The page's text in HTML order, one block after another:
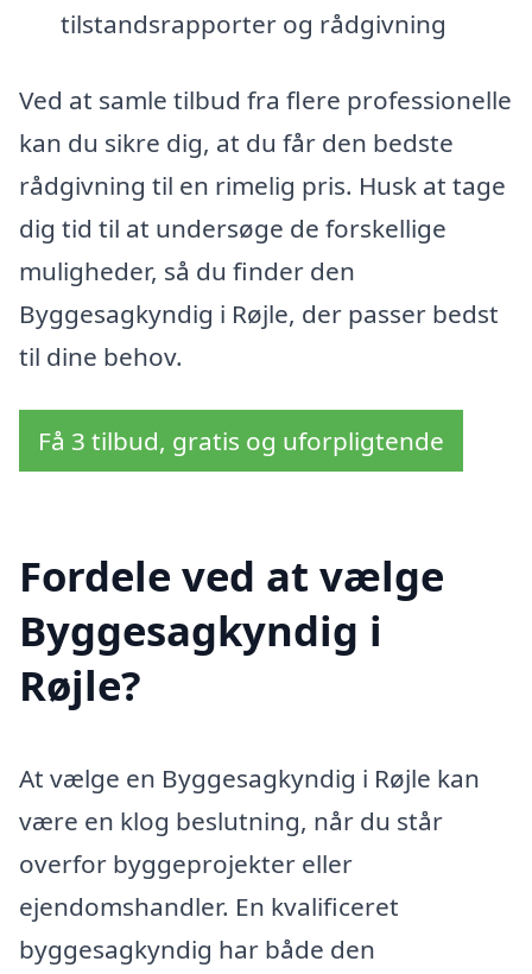
tilstandsrapporter og rådgivning
Ved at samle tilbud fra flere professionelle
kan du sikre dig, at du får den bedste
rådgivning til en rimelig pris. Husk at tage
dig tid til at undersøge de forskellige
muligheder, så du finder den
Byggesagkyndig i Røjle, der passer bedst
til dine behov.
Få 3 tilbud, gratis og uforpligtende
Fordele ved at vælge
Byggesagkyndig i
Røjle?
At vælge en Byggesagkyndig i Røjle kan
være en klog beslutning, når du står
overfor byggeprojekter eller
ejendomshandler. En kvalificeret
byggesagkyndig har både den